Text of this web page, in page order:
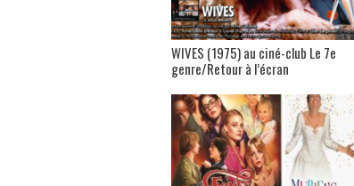
WIVES (1975) au ciné-club Le 7e
genre/Retour à l’écran